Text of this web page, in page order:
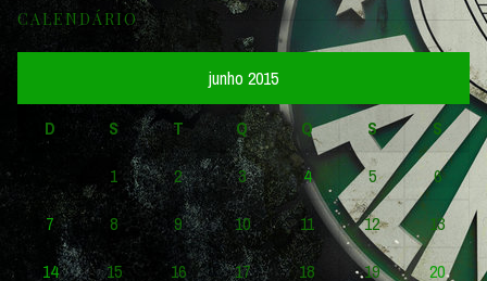
CALENDÁRIO
junho 2015
D S T Q Q S
S
1
2 3 4 5
6
7
8 9 10 11 12
13
14
15 16 17 18 19
20